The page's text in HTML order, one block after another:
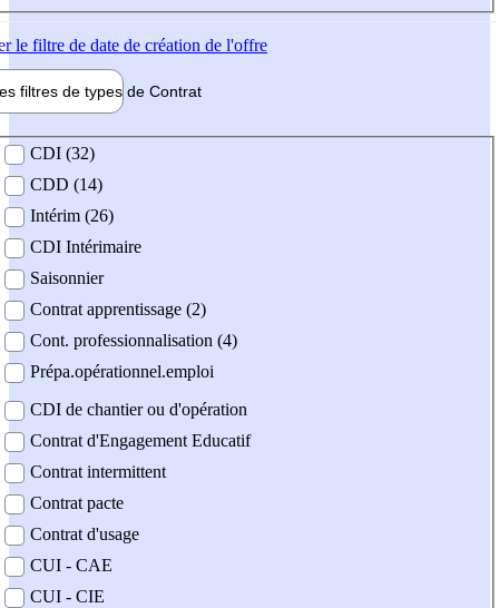
le filtre de date de création de l'offre
filtres de types de Contrat
contrat
CDI (32)
CDD (14)
Intérim (26)
CDI Intérimaire
Saisonnier
Contrat apprentissage (2)
Cont. professionnalisation (4)
Prépa.opérationnel.emploi
CDI de chantier ou d'opération
Contrat d'Engagement Educatif
Contrat intermittent
Contrat pacte
Contrat d'usage
CUI - CAE
CUI - CIE